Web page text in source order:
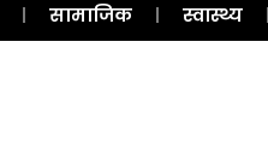
सामाजिक स्वास्थ्य